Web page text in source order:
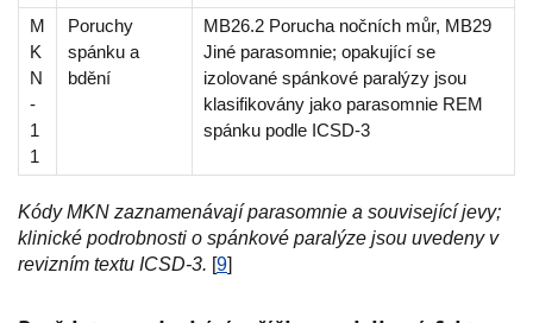
M
K
N
-
1
1
Poruchy
spánku a
bdění
MB26.2 Porucha nočních můr, MB29
Jiné parasomnie; opakující se
izolované spánkové paralýzy jsou
klasifikovány jako parasomnie REM
spánku podle ICSD-3
Kódy MKN zaznamenávají parasomnie a související jevy;
klinické podrobnosti o spánkové paralýze jsou uvedeny v
revizním textu ICSD-3. [9]